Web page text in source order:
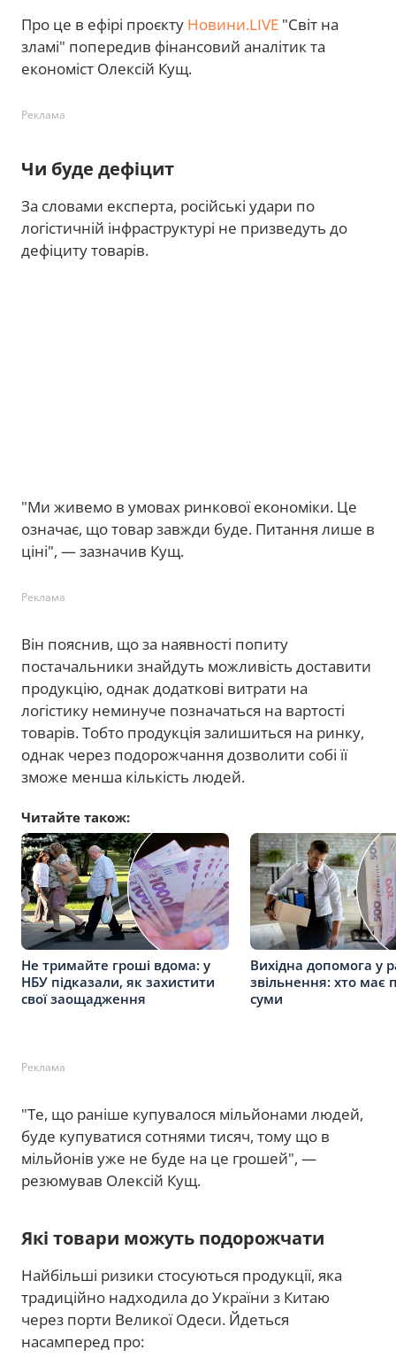
Про це в ефірі проєкту Новини.LIVE "Світ на
зламі" попередив фінансовий аналітик та
економіст Олексій Кущ.
Реклама
Чи буде дефіцит
За словами експерта, російські удари по
логістичній інфраструктурі не призведуть до
дефіциту товарів.
"Ми живемо в умовах ринкової економіки. Це
означає, що товар завжди буде. Питання лише в
ціні", — зазначив Кущ.
Реклама
Він пояснив, що за наявності попиту
постачальники знайдуть можливість доставити
продукцію, однак додаткові витрати на
логістику неминуче позначаться на вартості
товарів. Тобто продукція залишиться на ринку,
однак через подорожчання дозволити собі її
зможе менша кількість людей.
Читайте також:
Не тримайте гроші вдома: у
НБУ підказали, як захистити
свої заощадження
Вихідна допомога у
звільнення: хто має
суми
Реклама
"Те, що раніше купувалося мільйонами людей,
буде купуватися сотнями тисяч, тому що в
мільйонів уже не буде на це грошей", —
резюмував Олексій Кущ.
Які товари можуть подорожчати
Найбільші ризики стосуються продукції, яка
традиційно надходила до України з Китаю
через порти Великої Одеси. Йдеться
насамперед про: